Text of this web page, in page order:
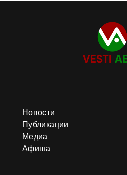
Новости
Публикации
Медиа
Афиша